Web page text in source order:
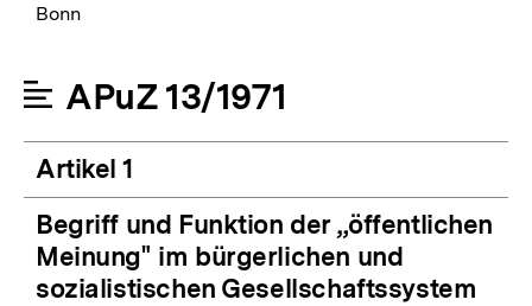
Bonn
APuZ 13/1971
Artikel 1
Begriff und Funktion der „öffentlichen
Meinung" im bürgerlichen und
sozialistischen Gesellschaftssystem